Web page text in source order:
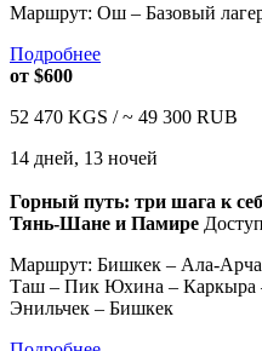
Маршрут: Ош – Базовый
Подробнее
от $600
52 470 KGS /~ 49 300 RUB
14 дней, 13 ночей
Горный путь: три шага к
Тянь-Шане и Памире
Маршрут: Бишкек – Ала-
Таш – Пик Юхина – Каркыра
Энильчек – Бишкек